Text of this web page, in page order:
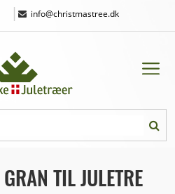
| info@christmastree.dk
TIL JULETRE